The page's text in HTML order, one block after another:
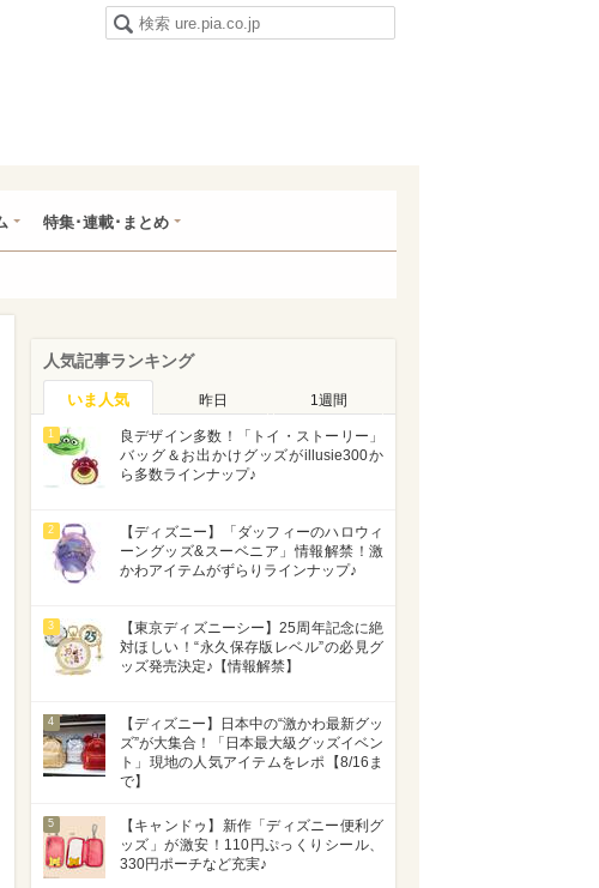
特集･連載･まとめ
人気記事ランキング
いま人気 昨日 1週間
1
良デザイン多数！「トイ・ストーリー」
バッグ＆お出かけグッズがillusie300か
ら多数ラインナップ♪
2
【ディズニー】「ダッフィーのハロウィ
ーングッズ&スーベニア」情報解禁！激
かわアイテムがずらりラインナップ♪
3
【東京ディズニーシー】25周年記念に絶
対ほしい！“永久保存版レベル”の必見グ
ッズ発売決定♪【情報解禁】
4
【ディズニー】日本中の“激かわ最新グッ
ズ”が大集合！「日本最大級グッズイベン
ト」現地の人気アイテムをレポ【8/16ま
で】
5
【キャンドゥ】新作「ディズニー便利グ
ッズ」が激安！110円ぷっくりシール、
330円ポーチなど充実♪